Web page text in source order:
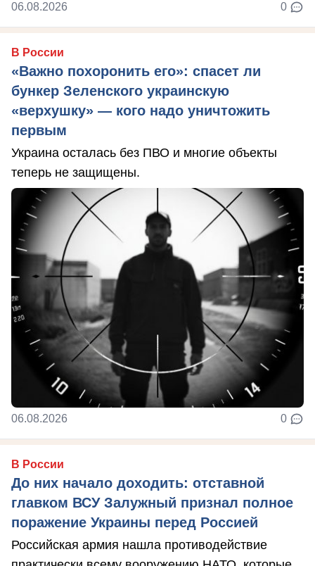
06.08.2026 0
В России
«Важно похоронить его»: спасет ли
бункер Зеленского украинскую
«верхушку» — кого надо уничтожить
первым
Украина осталась без ПВО и многие объекты
теперь не защищены.
06.08.2026 0
В России
До них начало доходить: отставной
главком ВСУ Залужный признал полное
поражение Украины перед Россией
Российская армия нашла противодействие